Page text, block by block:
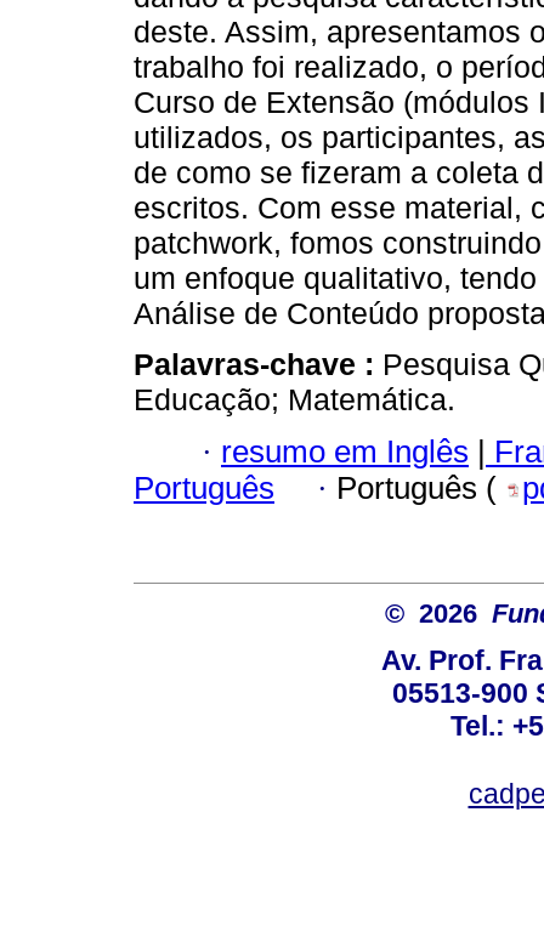
deste. Assim, apresentamos
trabalho foi realizado, o
Curso de Extensão
utilizados, os participantes,
de como se fizeram a coleta
escritos. Com esse material,
patchwork, fomos
um enfoque qualitativo,
Análise de Conteúdo
Palavras-chave : Pesquisa
Educação; Matemática.
· resumo em Inglês |
Português
· Português (
© 2026
Av. Prof.
05513-900
Tel.: